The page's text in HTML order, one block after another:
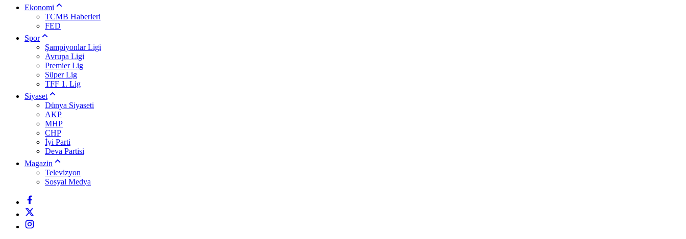
Ekonomi
TCMB Haberleri
FED
Spor
Şampiyonlar Ligi
Avrupa Ligi
Premier Lig
Süper Lig
TFF 1. Lig
Siyaset
Dünya Siyaseti
AKP
MHP
CHP
İyi Parti
Deva Partisi
Magazin
Televizyon
Sosyal Medya